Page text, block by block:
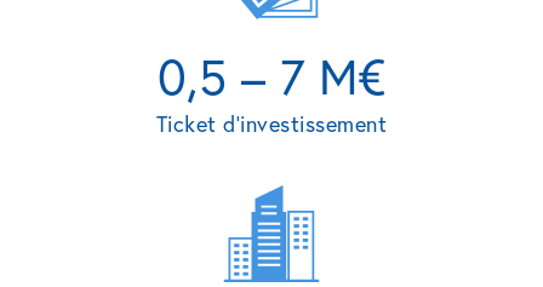
0,5 – 7 M€
Ticket d’investissement